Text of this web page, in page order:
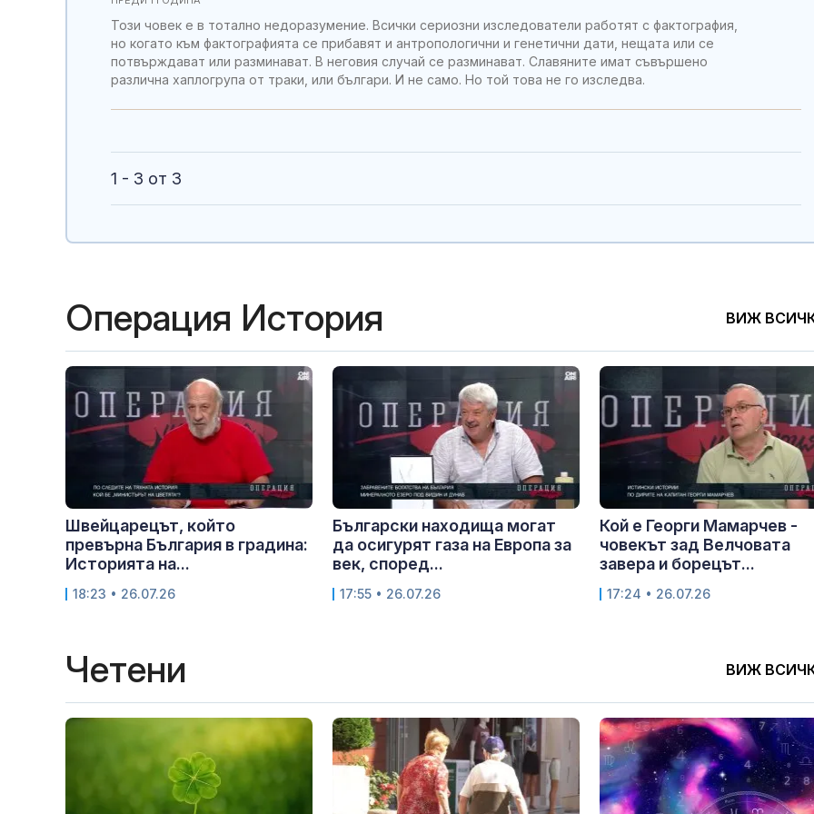
Този човек е в тотално недоразумение. Всички сериозни изследователи работят с фактография,
но когато към фактографията се прибавят и антропологични и генетични дати, нещата или се
потвърждават или разминават. В неговия случай се разминават. Славяните имат съвършено
различна хаплогрупа от траки, или българи. И не само. Но той това не го изследва.
1 - 3 от 3
Операция История ВИЖ
Швейцарецът, който
превърна България в градина:
Историята на...
18:23 • 26.07.26
Български находища могат
да осигурят газа на Европа за
век, според...
17:55 • 26.07.26
Кой е Георги Мамарчев -
човекът зад Велчовата
завера и борецът...
17:24 • 26.07.26
Четени ВИЖ